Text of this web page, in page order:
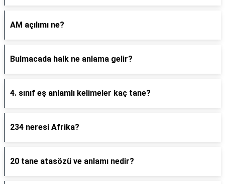
AM açılımı ne?
Bulmacada halk ne anlama gelir?
4. sınıf eş anlamlı kelimeler kaç tane?
234 neresi Afrika?
20 tane atasözü ve anlamı nedir?